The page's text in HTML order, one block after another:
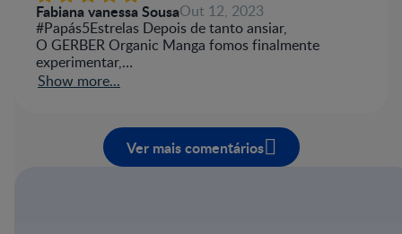
Fabiana vanessa SousaOut 12, 2023
#Papás5Estrelas Depois de tanto ansiar,
O GERBER Organic Manga fomos finalmente
experimentar,
Deliciosa polpa de manga que o meu bebe agora
biológica, cultivada e selecionada para a cada bebe a
melhor refeição ou lanche proporcionar,
Com o seu formato ergonômico o meu bebe sorri
Show more...
Ver mais comentários